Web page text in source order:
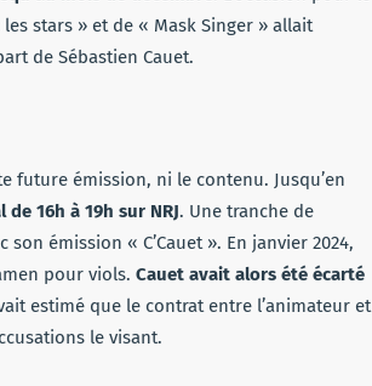
stars » et de « Mask Singer » allait
de Sébastien Cauet.
future émission, ni le contenu. Jusqu’en
de 16h à 19h sur NRJ. Une tranche de
émission « C’Cauet ». En janvier 2024,
pour viols. Cauet avait alors été écarté
estimé que le contrat entre l’animateur et
le visant.